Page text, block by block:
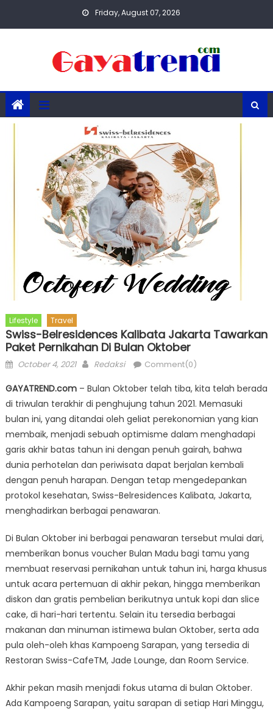
Friday, August 07, 2026
Lifestyle Travel
Swiss-Belresidences Kalibata Jakarta Tawarkan
Paket Pernikahan Di Bulan Oktober
Posted
October 4, 2021 Author
Redaksi Comment(0)
GAYATREND.com– Bulan Oktober telah tiba, kita telah berada
di triwulan terakhir di penghujung tahun 2021. Memasuki
bulan ini, yang ditandai oleh geliat perekonomian yang kian
membaik, menjadi sebuah optimisme dalam menghadapi
garis akhir batas tahun ini dengan penuh gairah, bahwa
dunia perhotelan dan periwisata dapat berjalan kembali
dengan penuh harapan. Dengan tetap mengedepankan
protokol kesehatan, Swiss-Belresidences Kalibata, Jakarta,
menghadirkan berbagai penawaran.
Di Bulan Oktober ini berbagai penawaran tersebut mulai dari,
memberikan bonus voucher Bulan Madu bagi tamu yang
membuat reservasi pernikahan untuk tahun ini, harga khusus
untuk acara pertemuan di akhir pekan, hingga memberikan
diskon dan gratis pembelian berikutnya untuk kopi dan slice
cake, di hari-hari tertentu. Selain itu tersedia berbagai
makanan dan minuman istimewa bulan Oktober, serta ada
pula oleh-oleh khas Kampoeng Sarapan, yang tersedia di
Restoran Swiss-CafeTM, Jade Lounge, dan Room Service.
Akhir pekan masih menjadi fokus utama di bulan Oktober.
Ada Kampoeng Sarapan, yaitu sarapan di setiap Hari Minggu,